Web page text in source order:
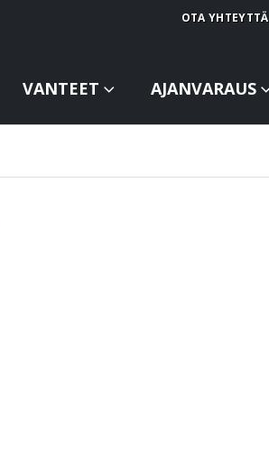
OTA YHTEYTTÄ
VANTEET AJANVARAUS